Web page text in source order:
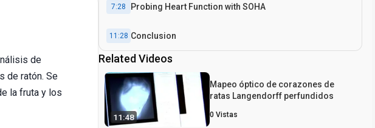
de
de ratón. Se
la fruta y los
7:28 Probing Heart Function with SOHA
11:28 Conclusion
Related Videos
11:48
Mapeo óptico de corazones de
ratas Langendorff perfundidos
0 Vistas